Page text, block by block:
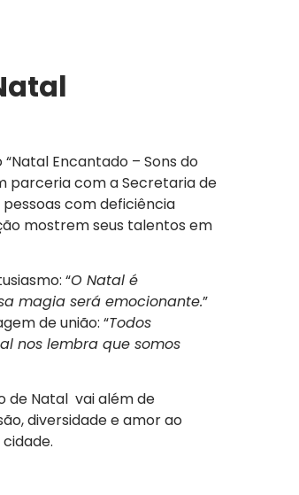
Encantado – Sons do
parceria com a Secretaria de
com deficiência
mostrem seus talentos em
“O Natal é
magia será emocionante.”
de união: “Todos
nos lembra que somos
de Natal vai além de
diversidade e amor ao